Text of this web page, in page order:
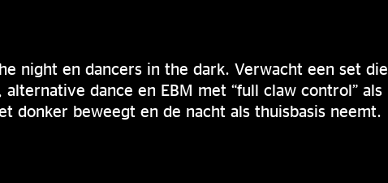
night en dancers in the dark. Verwacht een set die
dance en EBM met “full claw control” als
donker beweegt en de nacht als thuisbasis neemt.